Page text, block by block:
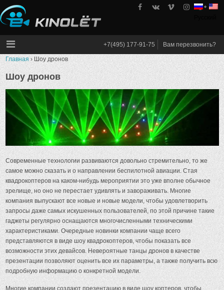
Skip
to
content
kinolet
+7(495) 177-91-75 Вам перезвонить?
Главная › Шоу дронов
Шоу дронов
Современные технологии развиваются довольно стремительно, то же
самое можно сказать и о направлении беспилотной авиации. Стая
квадрокоптеров на каком-нибудь мероприятии это уже вполне обычное
зрелище, но оно не перестает удивлять и завораживать. Многие
компания выпускают все новые и новые модели, чтобы удовлетворить
запросы даже самых искушенных пользователей, по этой причине такие
гаджеты регулярно оснащаются многочисленными техническими
характеристиками. Очередные новинки компании чаще всего
представляются в виде шоу квадрокоптеров, чтобы показать все
возможности этих девайсов. Невероятные танцы дронов в качестве
презентации позволяют оценить все их параметры, а также получить всю
подробную информацию о конкретной модели.
Многие компании создают презентацию в виде шоу коптеров, чтобы